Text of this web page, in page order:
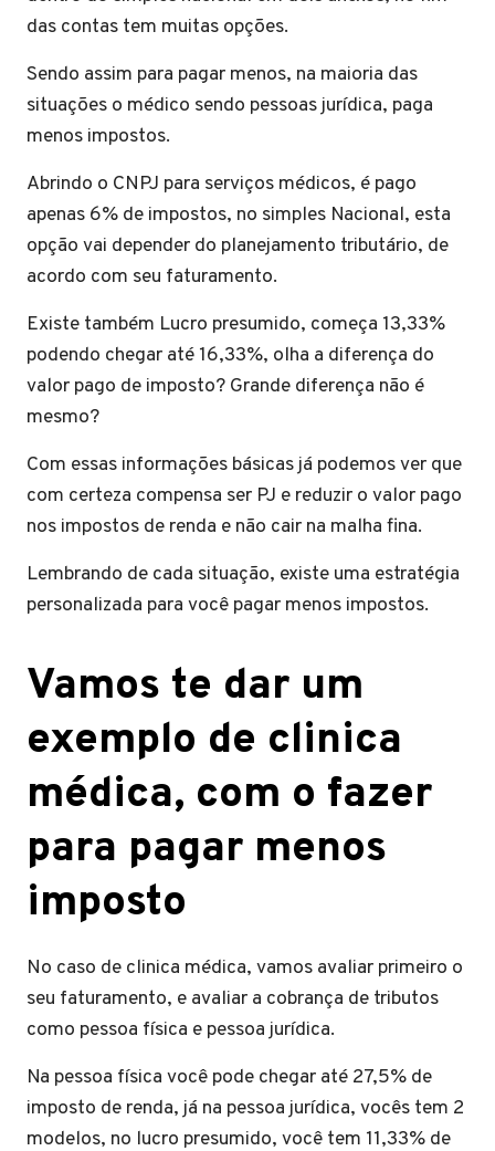
das contas tem muitas opções.
Sendo assim para pagar menos, na maioria das
situações o médico sendo pessoas jurídica, paga
menos impostos.
Abrindo o CNPJ para serviços médicos, é pago
apenas 6% de impostos, no simples Nacional, esta
opção vai depender do planejamento tributário, de
acordo com seu faturamento.
Existe também Lucro presumido, começa 13,33%
podendo chegar até 16,33%, olha a diferença do
valor pago de imposto? Grande diferença não é
mesmo?
Com essas informações básicas já podemos ver que
com certeza compensa ser PJ e reduzir o valor pago
nos impostos de renda e não cair na malha fina.
Lembrando de cada situação, existe uma estratégia
personalizada para você pagar menos impostos.
Vamos te dar um
exemplo de clinica
médica, com o fazer
para pagar menos
imposto
No caso de clinica médica, vamos avaliar primeiro o
seu faturamento, e avaliar a cobrança de tributos
como pessoa física e pessoa jurídica.
Na pessoa física você pode chegar até 27,5% de
imposto de renda, já na pessoa jurídica, vocês tem 2
modelos, no lucro presumido, você tem 11,33% de